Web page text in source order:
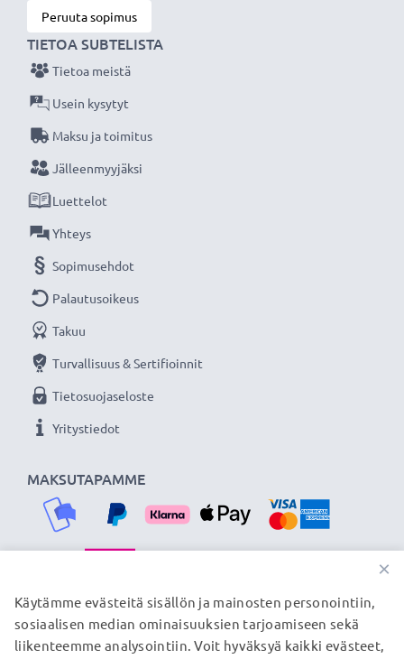
Huomio: >> Korvaava litiumioniakku, jonka
kapasiteetti on suurempi (1000 mAh tai enemmän),
työntyy hieman ala- tai takaosasta, mutta se on silti
sopiva käytettäväksi, sillä korvaava akku on
paristokotelon kanssa.
Peruuta sopimus
MAKSUTAPAMME
TIETOA SUBTELISTA
Tietoa meistä
Usein kysytyt
Maksu ja toimitus
Jälleenmyyjäksi
Luettelot
Yhteys
Sopimusehdot
Palautusoikeus
Takuu
Turvallisuus & Sertifioinnit
Tietosuojaseloste
Yritystiedot
TOIMITUSKUMPPANIMME
×
Käytämme evästeitä sisällön ja mainosten personointiin,
sosiaalisen median ominaisuuksien tarjoamiseen sekä
liikenteemme analysointiin. Voit hyväksyä kaikki evästeet,